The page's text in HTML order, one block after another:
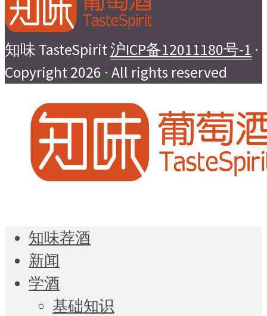
知味 TasteSpirit沪ICP备12011180号-1 ·
Copyright 2026 · All rights reserved
知味荐酒
新闻
学酒
基础知识